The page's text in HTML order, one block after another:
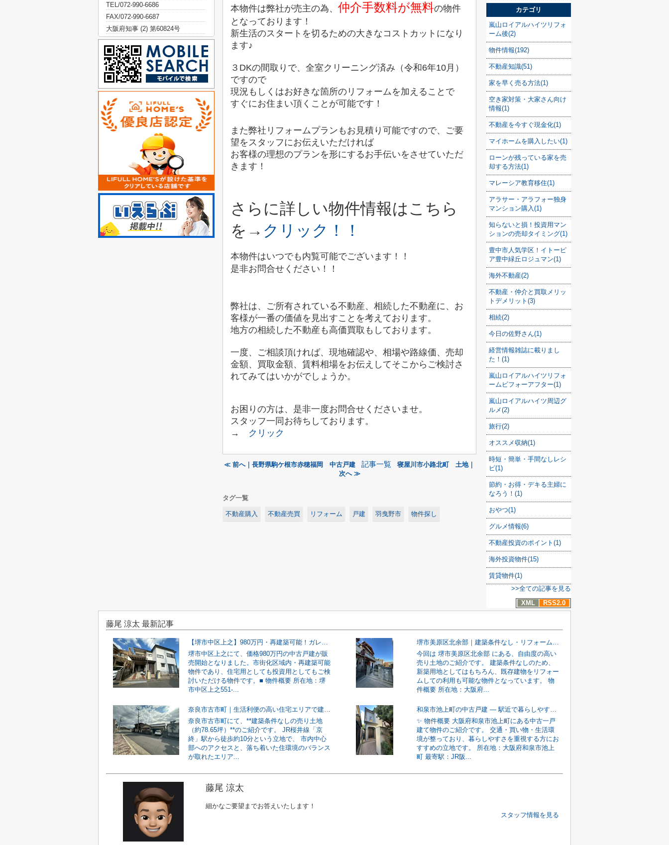
本物件は弊社が売主の為、 仲介手数料が無料の物件
となっております！
新生活のスタートを切るための大きなコストカットになり
ます♪
３DKの間取りで、全室クリーニング済み（令和6年10月）
ですので
現況もしくはお好きな箇所のリフォームを加えることで
すぐにお住まい頂くことが可能です！
また弊社リフォームプランもお見積り可能ですので、ご要
望をスタッフにお伝えいただければ
お客様の理想のプランを形にするお手伝いをさせていただ
きます！
さらに詳しい物件情報はこちら
を→ クリック！！
本物件はいつでも内覧可能でございます！！
是非お問合せください！！
弊社は、ご所有されている不動産、相続した不動産に、お
客様が一番の価値を見出すことを考えております。
地方の相続した不動産も高価買取もしております。
一度、ご相談頂ければ、現地確認や、相場や路線価、売却
金額、買取金額、賃料相場をお伝えしてそこからご検討さ
れてみてはいかがでしょうか。
お困りの方は、是非一度お問合せくださいませ。
スタッフ一同お待ちしております。
→ クリック
≪ 前へ｜長野県駒ケ根市赤穂福岡 中古戸建 記事一覧
寝屋川市小路北町 土地｜
次へ ≫
タグ一覧
不動産購入 不動産売買 リフォーム 戸建 羽曳野市 物件探し
カテゴリ
嵐山ロイアルハイツリフォ
ーム後(2)
物件情報(192)
不動産知識(51)
家を早く売る方法(1)
空き家対策・大家さん向け
情報(1)
不動産を今すぐ現金化(1)
マイホームを購入したい(1)
ローンが残っている家を売
却する方法(1)
マレーシア教育移住(1)
アラサー・アラフォー独身
マンション購入(1)
知らないと損！投資用マン
ションの売却タイミング(1)
豊中市人気学区！イトーピ
ア豊中緑丘ロジュマン(1)
海外不動産(2)
不動産・仲介と買取メリッ
トデメリット(3)
相続(2)
今日の佐野さん(1)
経営情報雑誌に載りまし
た！(1)
嵐山ロイアルハイツリフォ
ームビフォーアフター(1)
嵐山ロイアルハイツ周辺グ
ルメ(2)
旅行(2)
オススメ収納(1)
時短・簡単・手間なしレシ
ピ(1)
節約・お得・デキる主婦に
なろう！(1)
おやつ(1)
グルメ情報(6)
不動産投資のポイント(1)
海外投資物件(15)
賃貸物件(1)
>>全ての記事を見る
XML
RSS2.0
TEL/072-990-6686
FAX/072-990-6687
大阪府知事 (2) 第60824号
藤尾 涼太 最新記事
【堺市中区上之】980万円・再建築可能！ガレージ付き4LDK中古戸建
堺市中区上之にて、価格980万円の中古戸建が販
売開始となりました。市街化区域内・再建築可能
物件であり、住宅用としても投資用としてもご検
討いただける物件です。■ 物件概要 所在地：堺
市中区上之551-...
堺市美原区北余部｜建築条件なし・リフォームも可能な売り土地
今回は 堺市美原区北余部 にある、自由度の高い
売り土地のご紹介です。 建築条件なしのため、
新築用地としてはもちろん、既存建物をリフォー
ムしての利用も可能な物件となっています。 物
件概要 所在地：大阪府...
奈良市古市町｜生活利便の高い住宅エリアで建築条件なしの売り土地
奈良市古市町にて、**建築条件なしの売り土地
（約78.65坪）**のご紹介です。 JR桜井線「京
終」駅から徒歩約10分という立地で、 市内中心
部へのアクセスと、落ち着いた住環境のバランス
が取れたエリア...
和泉市池上町の中古戸建 — 駅近で暮らしやすい住環境
✨ 物件概要 大阪府和泉市池上町にある中古一戸
建て物件のご紹介です。 交通・買い物・生活環
境が整っており、暮らしやすさを重視する方にお
すすめの立地です。 所在地：大阪府和泉市池上
町 最寄駅：JR阪...
藤尾 涼太
細かなご要望までお答えいたします！
スタッフ情報を見る